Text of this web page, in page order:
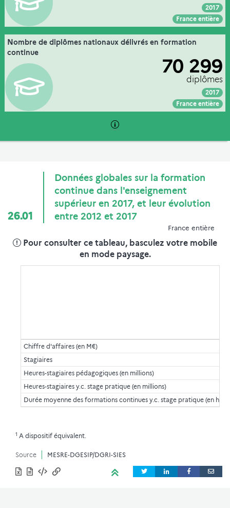
2017
France entière
Voir :
Nombre de diplômes nationaux délivrés en formation
continue
70 299
diplômes
2017
France entière
Voir :
Extrait de la fiche "
26. la formation continue dans l’enseignement
Couverture :
établissements d'enseignement supérieur sous tutelle du
MESRI
MESRE-DGESIP/DGRI-SIES
26.01
Données globales sur la formation
continue dans l'enseignement
supérieur en 2017, et leur évolution
entre 2012 et 2017
France entière
Pour consulter ce tableau, basculez votre mobile
en mode paysage.
Chiffre d'affaires (en M€)
Stagiaires
Heures-stagiaires pédagogiques (en millions)
Heures-stagiaires y.c. stage pratique (en millions)
Durée moyenne des formations continues y.c. stage pratique (en
1 A dispositif équivalent.
Source MESRE-DGESIP/DGRI-SIES